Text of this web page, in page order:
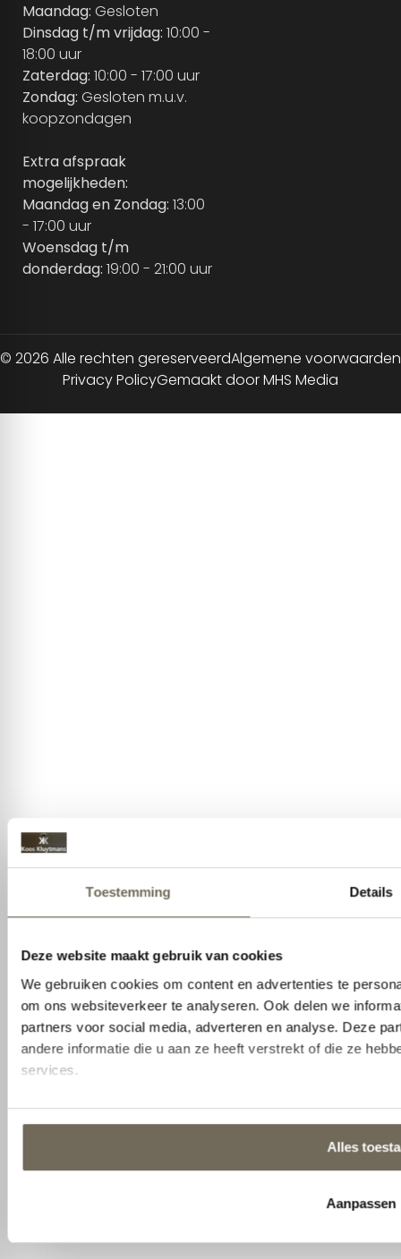
Maandag: Gesloten
Dinsdag t/m vrijdag: 10:00 -
18:00 uur
Zaterdag: 10:00 - 17:00 uur
Zondag: Gesloten m.u.v.
koopzondagen
Extra afspraak
mogelijkheden:
Maandag en Zondag: 13:00
- 17:00 uur
Woensdag t/m
donderdag: 19:00 - 21:00 uur
© 2026 Alle rechten gereserveerdAlgemene voorwaarden
Privacy PolicyGemaakt door MHS Media